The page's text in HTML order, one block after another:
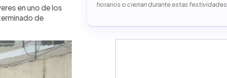
en uno de los
de
horarios o cierran durante estas festividades.